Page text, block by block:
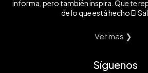
informa, pero también inspira. Que te
de lo que está hecho El
Ver mas ❯
Síguenos